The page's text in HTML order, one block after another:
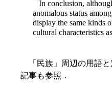
In conclusion,
anomalous status
display the same kinds
cultural characteristics
「民族」周辺の用語と
記事も参照．